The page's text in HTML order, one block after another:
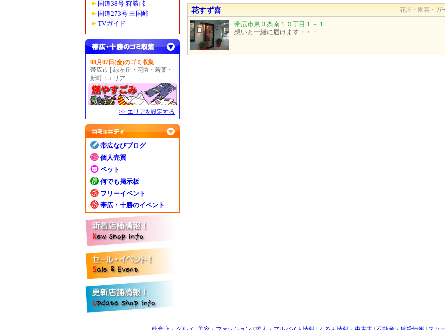
国道38号 狩勝峠
国道273号 三国峠
TVガイド
08月07日(金)のゴミ収集
帯広市 [ 緑ヶ丘・花園・若葉・
新町 ] エリア
>> エリアを設定する
帯広なびブログ
個人売買
ペット
何でも掲示板
フリーイベント
帯広・十勝のイベント
花すず喜 花屋・園芸・ガ
帯広市東３条南１０丁目１－１
想いと一緒に届けます・・・